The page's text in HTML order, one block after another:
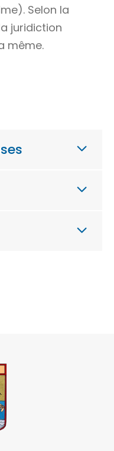
). Selon la
juridiction
même.